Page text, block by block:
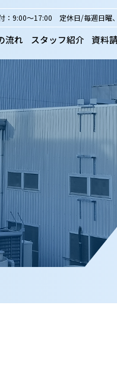
付：9:00～17:00 定休日/毎週日曜
流れ スタッフ紹介 資料